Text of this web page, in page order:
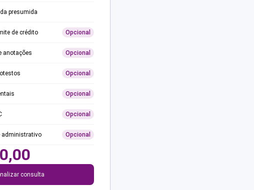
presumida
de crédito Opcional
anotações Opcional
Opcional
Opcional
Opcional
administrativo Opcional
consulta